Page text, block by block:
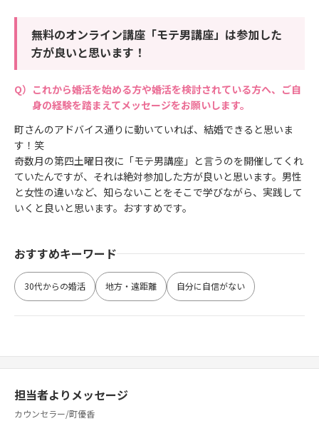
無料のオンライン講座「モテ男講座」は参加した
方が良いと思います！
これから婚活を始める方や婚活を検討されている方へ、ご自
身の経験を踏まえてメッセージをお願いします。
町さんのアドバイス通りに動いていれば、結婚できると思いま
す！笑
奇数月の第四土曜日夜に「モテ男講座」と言うのを開催してくれ
ていたんですが、それは絶対参加した方が良いと思います。男性
と女性の違いなど、知らないことをそこで学びながら、実践して
いくと良いと思います。おすすめです。
おすすめキーワード
30代からの婚活 地方・遠距離 自分に自信がない
担当者よりメッセージ
カウンセラー/町優香